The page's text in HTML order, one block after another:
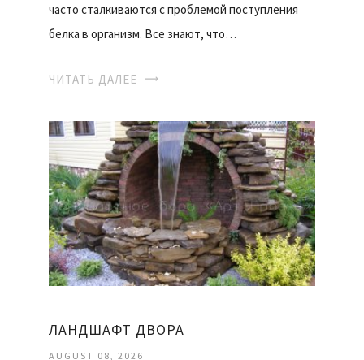
часто сталкиваются с проблемой поступления
белка в организм. Все знают, что…
ЧИТАТЬ ДАЛЕЕ
ЛАНДШАФТ ДВОРА
AUGUST 08, 2026